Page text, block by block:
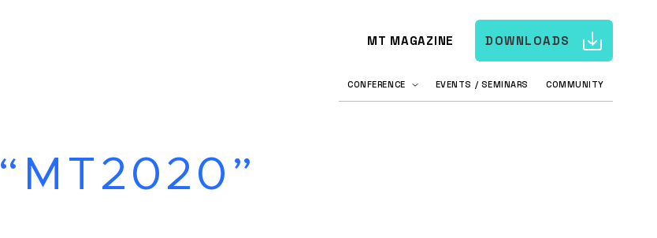
DOWNLOADS
MT MAGAZINE
CONFERENCE EVENTS / SEMINARS COMMUNITY
“MT2020”